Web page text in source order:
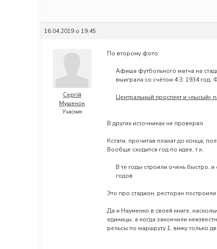
16.04.2019 о 19:45
Сергій
Мушенок
Учасник
По второму фото:
Афиша футбольного матча на
выиграла со счётом 4:3. 1934
Центральный проспект и «лысый»
В других источниках не проверял
Кстати, прочитав плакат до конца,
Вообще сходится год по идее, т.к.
В те годы строили очень быстро,
годов
Это про стадион, ресторан
Да и Науменко в своей книге,
единицы, а когда закончили
рельсы по маршруту 1, вижу только